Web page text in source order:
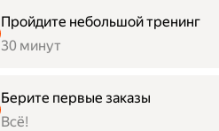
Пройдите небольшой тренинг
30 минут
Берите первые заказы
Всё!